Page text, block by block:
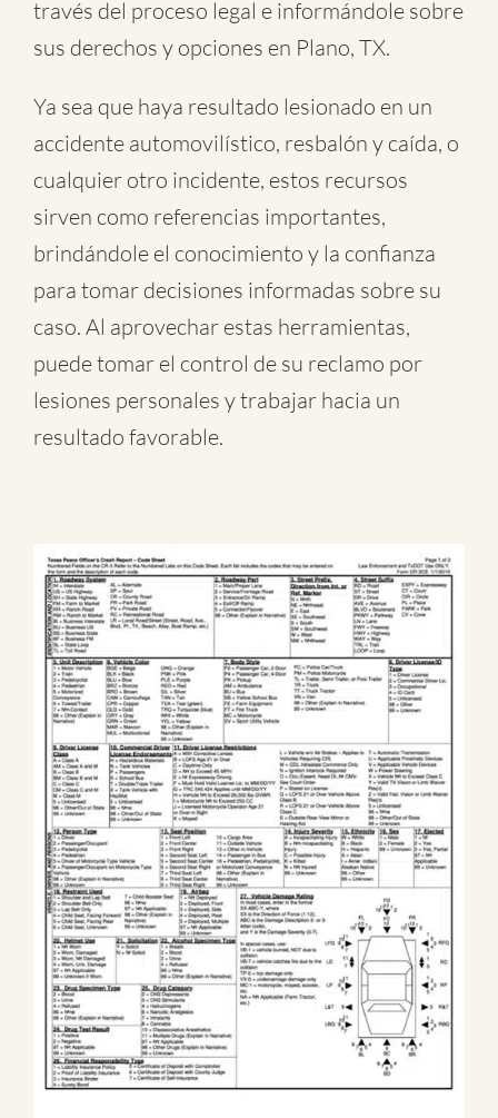
través del proceso legal e informándole sobre
sus derechos y opciones en Plano, TX.
Ya sea que haya resultado lesionado en un
accidente automovilístico, resbalón y caída, o
cualquier otro incidente, estos recursos
sirven como referencias importantes,
brindándole el conocimiento y la confianza
para tomar decisiones informadas sobre su
caso. Al aprovechar estas herramientas,
puede tomar el control de su reclamo por
lesiones personales y trabajar hacia un
resultado favorable.